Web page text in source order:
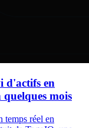
d'actifs en
quelques mois
temps réel en